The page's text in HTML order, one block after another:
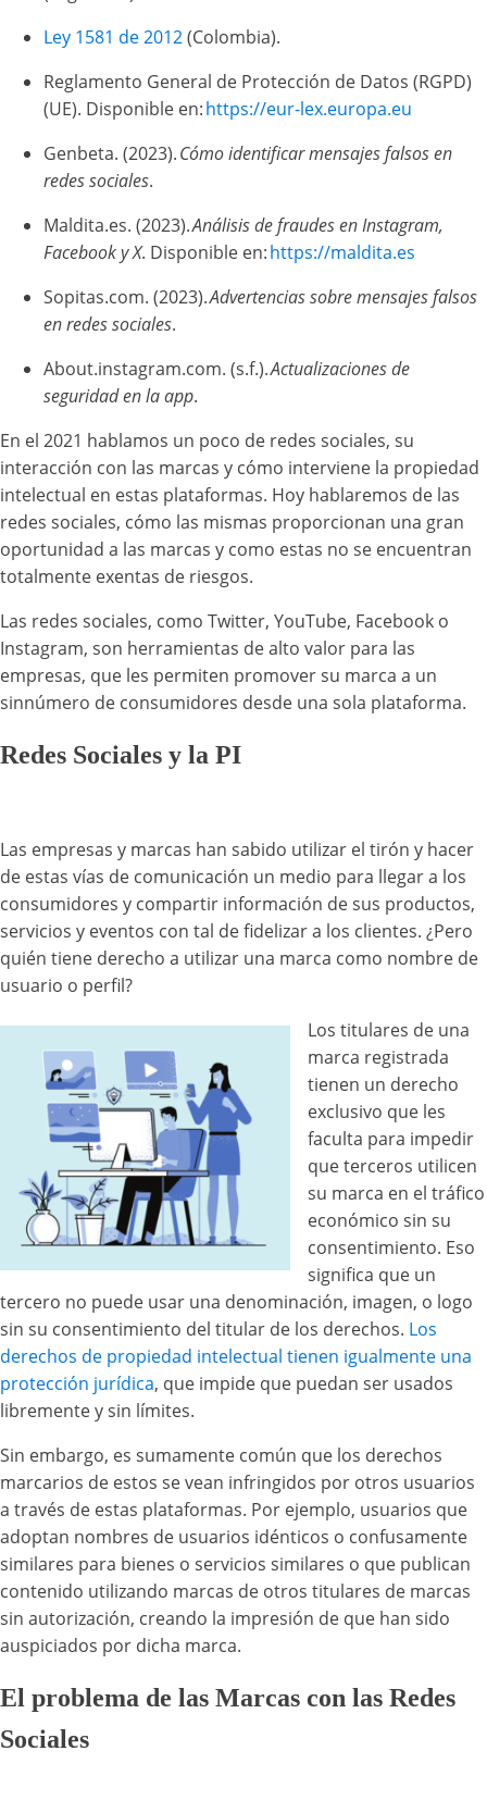
Ley 1581 de 2012(Colombia).
Reglamento General de Protección de Datos (RGPD)
(UE). Disponible en:https://eur-lex.europa.eu
Genbeta. (2023).Cómo identificar mensajes falsos en
redes sociales.
Maldita.es. (2023).Análisis de fraudes en Instagram,
Facebook y X. Disponible en:https://maldita.es
Sopitas.com. (2023).Advertencias sobre mensajes falsos
en redes sociales.
About.instagram.com. (s.f.).Actualizaciones de
seguridad en la app.
En el 2021 hablamos un poco de redes sociales, su
interacción con las marcas y cómo interviene la propiedad
intelectual en estas plataformas. Hoy hablaremos de las
redes sociales, cómo las mismas proporcionan una gran
oportunidad a las marcas y como estas no se encuentran
totalmente exentas de riesgos.
Las redes sociales, como Twitter, YouTube, Facebook o
Instagram, son herramientas de alto valor para las
empresas, que les permiten promover su marca a un
sinnúmero de consumidores desde una sola plataforma.
Redes Sociales y la PI
Las empresas y marcas han sabido utilizar el tirón y hacer
de estas vías de comunicación un medio para llegar a los
consumidores y compartir información de sus productos,
servicios y eventos con tal de fidelizar a los clientes. ¿Pero
quién tiene derecho a utilizar una marca como nombre de
usuario o perfil?
Los titulares de una
marca registrada
tienen un derecho
exclusivo que les
faculta para impedir
que terceros utilicen
su marca en el tráfico
económico sin su
consentimiento. Eso
significa que un
tercero no puede usar una denominación, imagen, o logo
sin su consentimiento del titular de los derechos. Los
derechos de propiedad intelectual tienen igualmente una
protección jurídica, que impide que puedan ser usados
libremente y sin límites.
Sin embargo, es sumamente común que los derechos
marcarios de estos se vean infringidos por otros usuarios
a través de estas plataformas. Por ejemplo, usuarios que
adoptan nombres de usuarios idénticos o confusamente
similares para bienes o servicios similares o que publican
contenido utilizando marcas de otros titulares de marcas
sin autorización, creando la impresión de que han sido
auspiciados por dicha marca.
El problema de las Marcas con las Redes
Sociales